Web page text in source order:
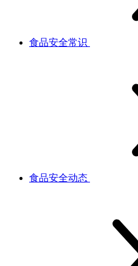
食品安全常识
食品安全动态